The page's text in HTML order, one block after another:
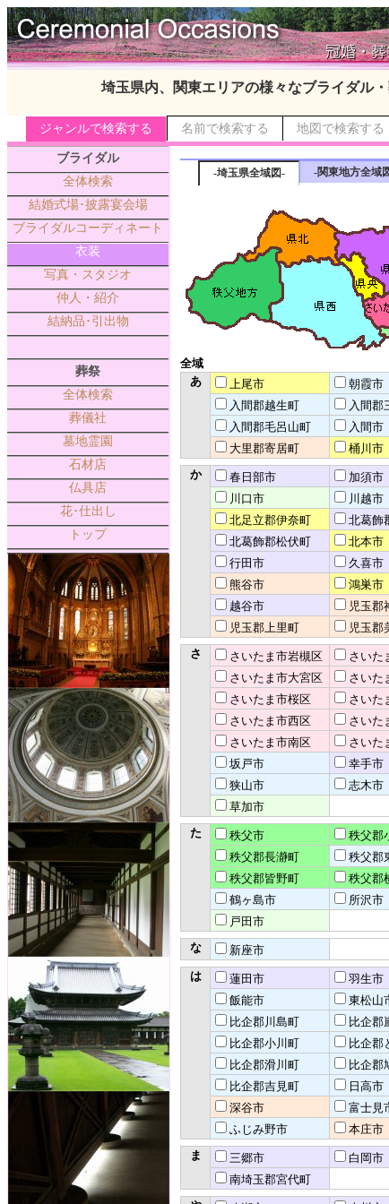
埼玉県内、関東エリアの様々なブライダル
ジャンルで検索する 名前で検索する 地図で検索する
ブライダル
全体検索
結婚式場･披露宴会場
ブライダルコーディネート
衣装
写真・スタジオ
仲人・紹介
結納品･引出物
葬祭
全体検索
葬儀社
墓地霊園
石材店
仏具店
花･仕出し
トップ
-埼玉県全域図- -関東地方全域
全域
あ
上尾市
朝霞市
入間郡越生町
入間郡
入間郡毛呂山町
入間市
大里郡寄居町
桶川市
か
春日部市
加須市
川口市
川越市
北足立郡伊奈町
北葛飾
北葛飾郡松伏町
北本市
行田市
久喜市
熊谷市
鴻巣市
越谷市
児玉郡
児玉郡上里町
児玉郡
さ
さいたま市岩槻区
さいた
さいたま市大宮区
さいた
さいたま市桜区
さいた
さいたま市西区
さいた
さいたま市南区
さいた
坂戸市
幸手市
狭山市
志木市
草加市
た
秩父市
秩父郡
秩父郡長瀞町
秩父郡
秩父郡皆野町
秩父郡
鶴ヶ島市
所沢市
戸田市
な
新座市
は
蓮田市
羽生市
飯能市
東松山
比企郡川島町
比企郡
比企郡小川町
比企郡
比企郡滑川町
比企郡
比企郡吉見町
日高市
深谷市
富士見
ふじみ野市
本庄市
ま
三郷市
白岡市
南埼玉郡宮代町